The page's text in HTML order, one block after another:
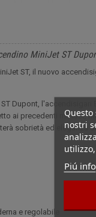
nostri
Piú info
MiniJet ST
ST, il nuovo
Dupont, l'accendisigari
ai precedenti miniJet,
sobrietà ed eleganza
e regolabile